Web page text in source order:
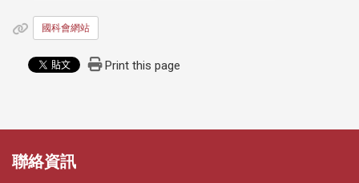
國科會網站
Print this page
聯絡資訊